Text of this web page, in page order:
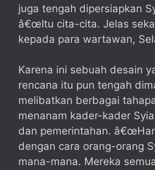
juga tengah dipersiapkan
â€œItu cita-cita. Jelas
kepada para wartawan,
Karena ini sebuah desain
rencana itu pun tengah
melibatkan berbagai
menanam kader-kader
dan pemerintahan.
dengan cara orang-orang
mana-mana. Mereka